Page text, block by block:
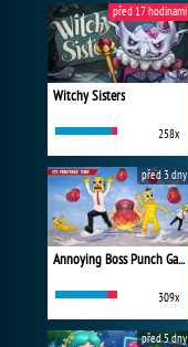
Witchy Sisters
258x
před 17 hodinami
Annoying Boss Punch Game
309x
před 3 dny
před 5 dny